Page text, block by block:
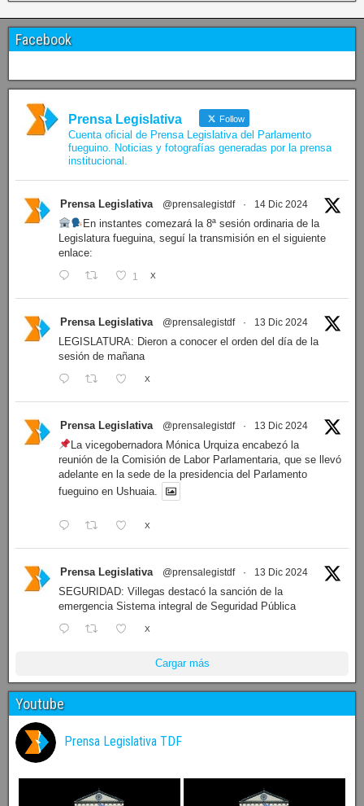
Facebook
Prensa Legislativa Follow
Cuenta oficial de Prensa Legislativa del Parlamento
fueguino. Noticias y fotografías generadas por la prensa
institucional.
Prensa Legislativa @prensalegistdf · 14 Dic 2024
En instantes comezará la 8ª sesión ordinaria de la
Legislatura fueguina, seguí la transmisión en el siguiente
enlace:
1 X
Prensa Legislativa @prensalegistdf · 13 Dic 2024
LEGISLATURA: Dieron a conocer el orden del día de la
sesión de mañana
X
Prensa Legislativa @prensalegistdf · 13 Dic 2024
La vicegobernadora Mónica Urquiza encabezó la
reunión de la Comisión de Labor Parlamentaria, que se llevó
adelante en la sede de la presidencia del Parlamento
fueguino en Ushuaia.
X
Prensa Legislativa @prensalegistdf · 13 Dic 2024
SEGURIDAD: Villegas destacó la sanción de la
emergencia Sistema integral de Seguridad Pública
X
Cargar más
Youtube
Prensa Legislativa TDF